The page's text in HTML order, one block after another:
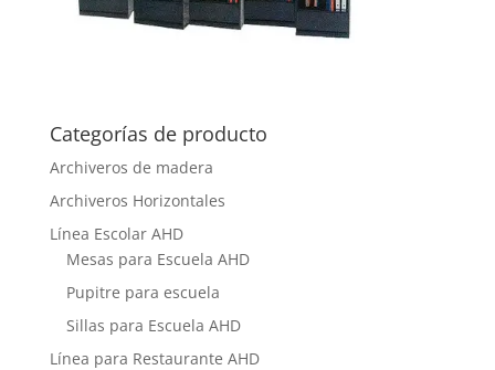
Categorías de producto
Archiveros de madera
Archiveros Horizontales
Línea Escolar AHD
Mesas para Escuela AHD
Pupitre para escuela
Sillas para Escuela AHD
Línea para Restaurante AHD